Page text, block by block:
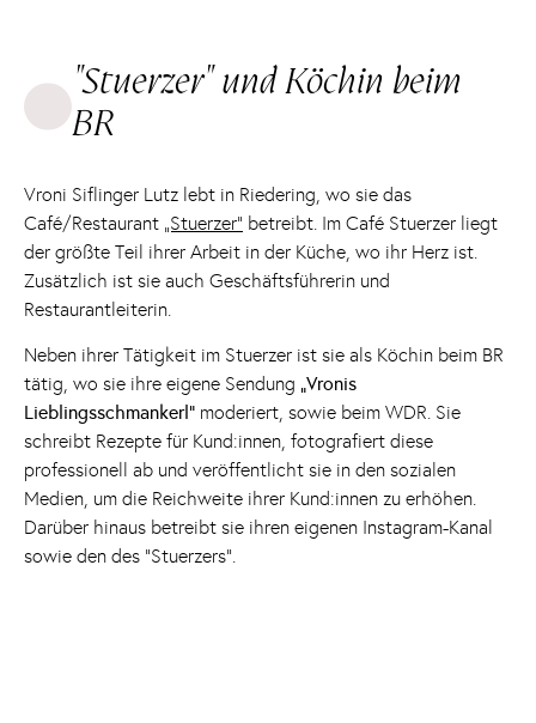
"Stuerzer" und Köchin beim
BR
Vroni Siflinger Lutz lebt in Riedering, wo sie das
Café/Restaurant „Stuerzer“ betreibt. Im Café Stuerzer liegt
der größte Teil ihrer Arbeit in der Küche, wo ihr Herz ist.
Zusätzlich ist sie auch Geschäftsführerin und
Restaurantleiterin.
Neben ihrer Tätigkeit im Stuerzer ist sie als Köchin beim BR
tätig, wo sie ihre eigene Sendung „Vronis
Lieblingsschmankerl“ moderiert, sowie beim WDR. Sie
schreibt Rezepte für Kund:innen, fotografiert diese
professionell ab und veröffentlicht sie in den sozialen
Medien, um die Reichweite ihrer Kund:innen zu erhöhen.
Darüber hinaus betreibt sie ihren eigenen Instagram-Kanal
sowie den des "Stuerzers".